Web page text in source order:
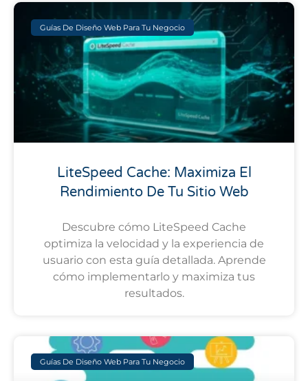
Guías De Diseño Web Para Tu Negocio
LiteSpeed Cache: Maximiza El
Rendimiento De Tu Sitio Web
Descubre cómo LiteSpeed Cache
optimiza la velocidad y la experiencia de
usuario con esta guía detallada. Aprende
cómo implementarlo y maximiza tus
resultados.
Guías De Diseño Web Para Tu Negocio